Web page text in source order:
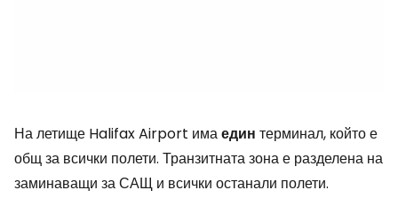
На летище Halifax Airport имаедин терминал, който е
общ за всички полети. Транзитната зона е разделена на
заминаващи за САЩ и всички останали полети.